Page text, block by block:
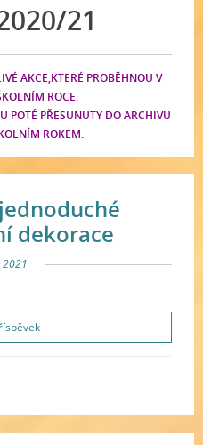
21
AKCE,KTERÉ PROBĚHNOU V
ROCE.
POTÉ PŘESUNUTY DO ARCHIVU
ROKEM.
dekorace
2021